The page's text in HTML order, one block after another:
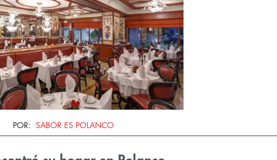
POR: SABOR ES POLANCO